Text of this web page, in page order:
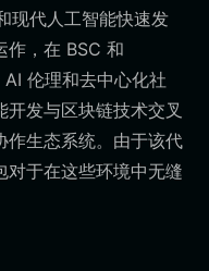
现代人工智能快速发
作，在 BSC 和
伦理和去中心化社
发与区块链技术交叉
作生态系统。由于该代
对于在这些环境中无缝